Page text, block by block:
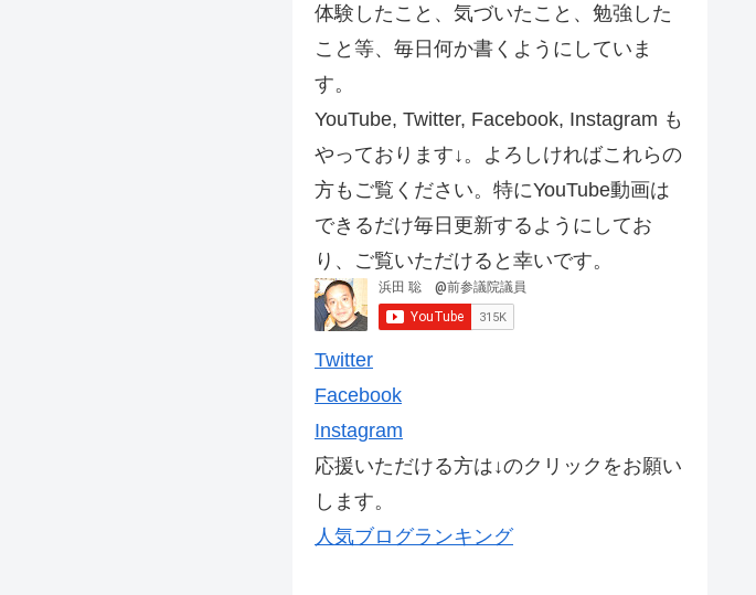
体験したこと、気づいたこと、勉強した
こと等、毎日何か書くようにしていま
す。
YouTube, Twitter, Facebook, Instagram も
やっております↓。よろしければこれらの
方もご覧ください。特にYouTube動画は
できるだけ毎日更新するようにしてお
り、ご覧いただけると幸いです。
Twitter
Facebook
Instagram
応援いただける方は↓のクリックをお願い
します。
人気ブログランキング